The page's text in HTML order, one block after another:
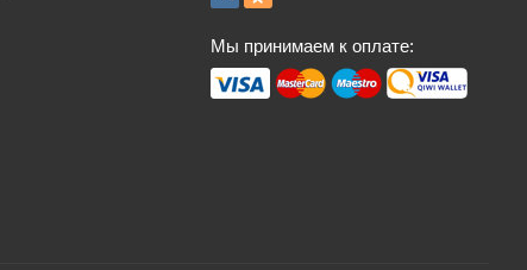
Мы принимаем к оплате: